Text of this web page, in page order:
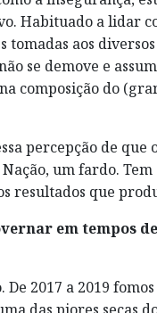
Habituado a lidar
tomadas aos
se demove e
composição do
percepção de que
um fardo. Tem
resultados que
em tempos
2017 a 2019 fomos